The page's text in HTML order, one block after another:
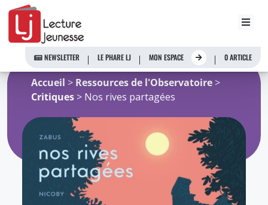
Aller
contenu
NEWSLETTER LE PHARE LJ MON ESPACE 0 ARTICLE
Accueil > Ressources de l'Observatoire >
Critiques > Nos rives partagées